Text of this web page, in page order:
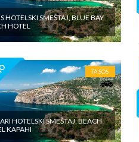
HOTELSKI SMEŠTAJ, BLUE BAY
HOTEL
TASOS
HOTELSKI SMEŠTAJ, BEACH
KAPAHI